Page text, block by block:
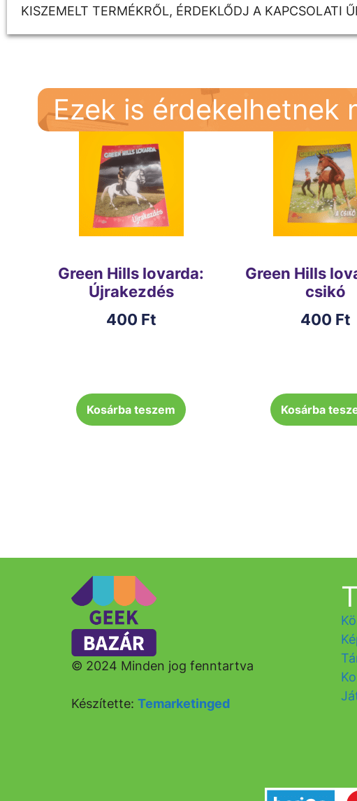
KISZEMELT TERMÉKRŐL, ÉRDEKLŐDJ A KAPCSOLATI
Ezek is érdekelhetnek
Green Hills lovarda:
Újrakezdés
400 Ft
Kosárba teszem
Green Hills
csikó
400 Ft
Kosárba
© 2024 Minden jog fenntartva
Készítette: Temarketinged